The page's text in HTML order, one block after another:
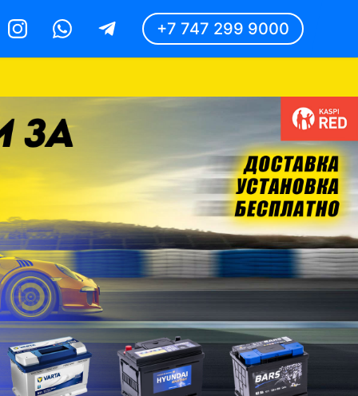
InstagramWhatsappTelegram +7 747 299 9000